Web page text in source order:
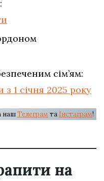
сім’ям:
1 січня 2025 року
нашТелеграм та Інстаграм!
на